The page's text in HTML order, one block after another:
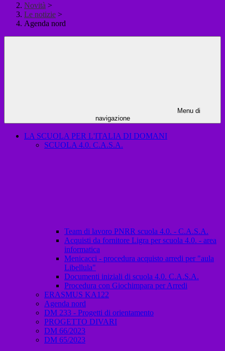
Novità >
Le notizie >
Agenda nord
Menu di
navigazione
LA SCUOLA PER L'ITALIA DI DOMANI
SCUOLA 4.0. C.A.S.A.
Team di lavoro PNRR scuola 4.0. - C.A.S.A.
Acquisti da fornitore Ligra per scuola 4.0. - area
informatica
Menicacci - procedura acquisto arredi per "aula
Libellula"
Documenti iniziali di scuola 4.0. C.A.S.A.
Procedura con Giochimpara per Arredi
ERASMUS KA122
Agenda nord
DM 233 - Progetti di orientamento
PROGETTO DIVARI
DM 66/2023
DM 65/2023